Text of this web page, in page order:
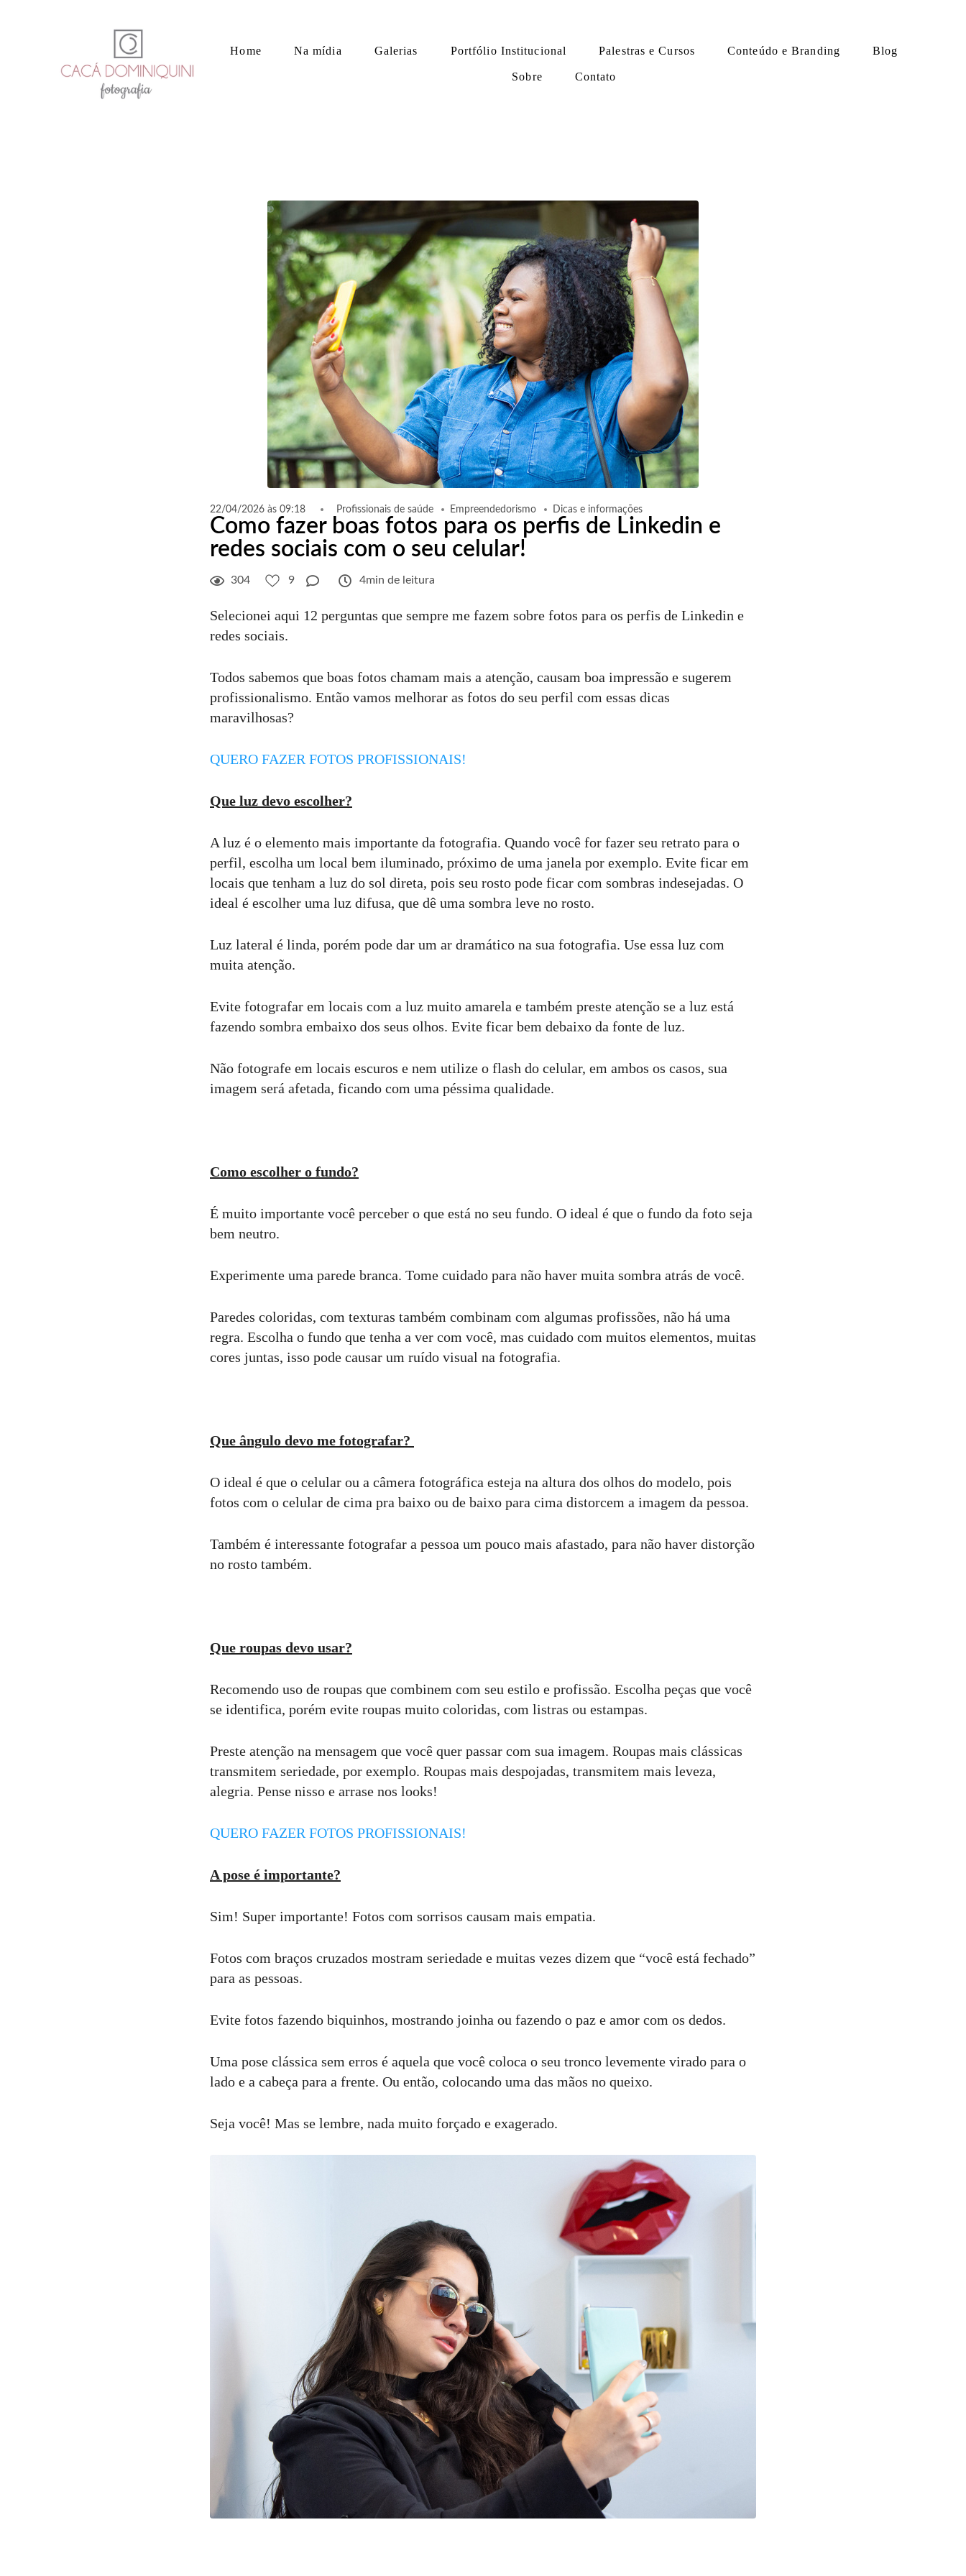
Home Na mídia Galerias Portfólio Institucional Palestras e Cursos Conteúdo e Branding Blog
Sobre Contato
22/04/2026 às 09:18 Profissionais de saúde Empreendedorismo Dicas e informações
Como fazer boas fotos para os perfis de Linkedin e
redes sociais com o seu celular!
304 9 4min de leitura
Selecionei aqui 12 perguntas que sempre me fazem sobre fotos para os perfis de Linkedin e
redes sociais.
Todos sabemos que boas fotos chamam mais a atenção, causam boa impressão e sugerem
profissionalismo. Então vamos melhorar as fotos do seu perfil com essas dicas
maravilhosas?
QUERO FAZER FOTOS PROFISSIONAIS!
Que luz devo escolher?
A luz é o elemento mais importante da fotografia. Quando você for fazer seu retrato para o
perfil, escolha um local bem iluminado, próximo de uma janela por exemplo. Evite ficar em
locais que tenham a luz do sol direta, pois seu rosto pode ficar com sombras indesejadas. O
ideal é escolher uma luz difusa, que dê uma sombra leve no rosto.
Luz lateral é linda, porém pode dar um ar dramático na sua fotografia. Use essa luz com
muita atenção.
Evite fotografar em locais com a luz muito amarela e também preste atenção se a luz está
fazendo sombra embaixo dos seus olhos. Evite ficar bem debaixo da fonte de luz.
Não fotografe em locais escuros e nem utilize o flash do celular, em ambos os casos, sua
imagem será afetada, ficando com uma péssima qualidade.
Como escolher o fundo?
É muito importante você perceber o que está no seu fundo. O ideal é que o fundo da foto seja
bem neutro.
Experimente uma parede branca. Tome cuidado para não haver muita sombra atrás de você.
Paredes coloridas, com texturas também combinam com algumas profissões, não há uma
regra. Escolha o fundo que tenha a ver com você, mas cuidado com muitos elementos, muitas
cores juntas, isso pode causar um ruído visual na fotografia.
Que ângulo devo me fotografar?
O ideal é que o celular ou a câmera fotográfica esteja na altura dos olhos do modelo, pois
fotos com o celular de cima pra baixo ou de baixo para cima distorcem a imagem da pessoa.
Também é interessante fotografar a pessoa um pouco mais afastado, para não haver distorção
no rosto também.
Que roupas devo usar?
Recomendo uso de roupas que combinem com seu estilo e profissão. Escolha peças que você
se identifica, porém evite roupas muito coloridas, com listras ou estampas.
Preste atenção na mensagem que você quer passar com sua imagem. Roupas mais clássicas
transmitem seriedade, por exemplo. Roupas mais despojadas, transmitem mais leveza,
alegria. Pense nisso e arrase nos looks!
QUERO FAZER FOTOS PROFISSIONAIS!
A pose é importante?
Sim! Super importante! Fotos com sorrisos causam mais empatia.
Fotos com braços cruzados mostram seriedade e muitas vezes dizem que “você está fechado”
para as pessoas.
Evite fotos fazendo biquinhos, mostrando joinha ou fazendo o paz e amor com os dedos.
Uma pose clássica sem erros é aquela que você coloca o seu tronco levemente virado para o
lado e a cabeça para a frente. Ou então, colocando uma das mãos no queixo.
Seja você! Mas se lembre, nada muito forçado e exagerado.